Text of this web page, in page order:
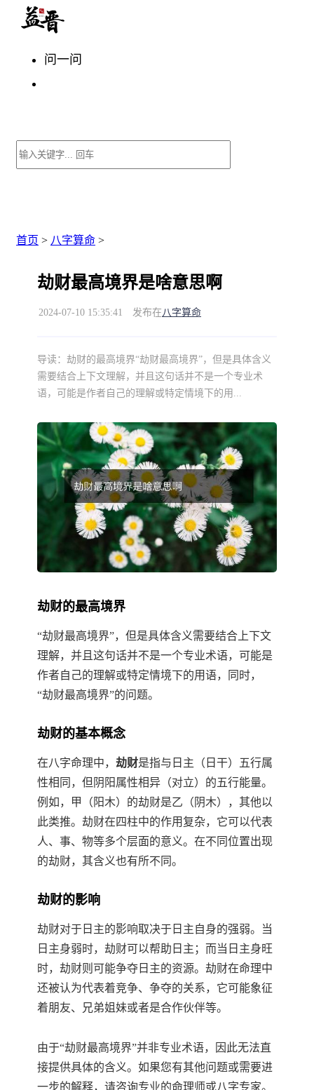
问一问
首页 > 八字算命 >
劫财最高境界是啥意思啊
2024-07-10 15:35:41 发布在八字算命
导读： 劫财的最高境界“劫财最高境界”，但是具体含义
需要结合上下文理解，并且这句话并不是一个专业术
语，可能是作者自己的理解或特定情境下的用...
劫财的最高境界
“劫财最高境界”，但是具体含义需要结合上下文
理解，并且这句话并不是一个专业术语，可能是
作者自己的理解或特定情境下的用语，同时，
“劫财最高境界”的问题。
劫财的基本概念
在八字命理中， 劫财是指与日主（日干）五行属
性相同，但阴阳属性相异（对立）的五行能量。
例如，甲（阳木）的劫财是乙（阴木），其他以
此类推。劫财在四柱中的作用复杂，它可以代表
人、事、物等多个层面的意义。在不同位置出现
的劫财，其含义也有所不同。
劫财的影响
劫财对于日主的影响取决于日主自身的强弱。当
日主身弱时，劫财可以帮助日主；而当日主身旺
时，劫财则可能争夺日主的资源。劫财在命理中
还被认为代表着竞争、争夺的关系，它可能象征
着朋友、兄弟姐妹或者是合作伙伴等。
由于“劫财最高境界”并非专业术语，因此无法直
接提供具体的含义。如果您有其他问题或需要进
一步的解释，请咨询专业的命理师或八字专家。